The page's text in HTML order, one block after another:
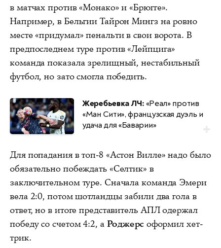
в матчах против «Монако» и «Брюгге».
Например, в Бельгии Тайрон Мингз на ровно
месте «придумал» пенальти в свои ворота. В
предпоследнем туре против «Лейпцига»
команда показала зрелищный, нестабильный
футбол, но зато смогла победить.
Жеребьевка ЛЧ:«Реал» против
«Ман Сити», французская дуэль и
удача для «Баварии»
Для попадания в топ-8 «Астон Вилле» надо было
обязательно побеждать «Селтик» в
заключительном туре. Сначала команда Эмери
вела 2:0, потом шотландцы забили два гола в
ответ, но в итоге представитель АПЛ одержал
победу со счетом 4:2, а Роджерс оформил хет-
трик.